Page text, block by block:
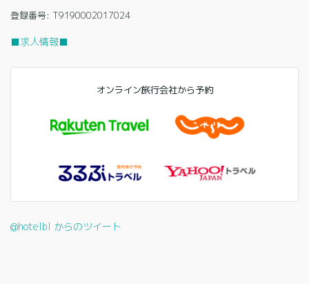
登録番号: T9190002017024
■求人情報■
オンライン旅行会社から予約
@hotelbl からのツイート